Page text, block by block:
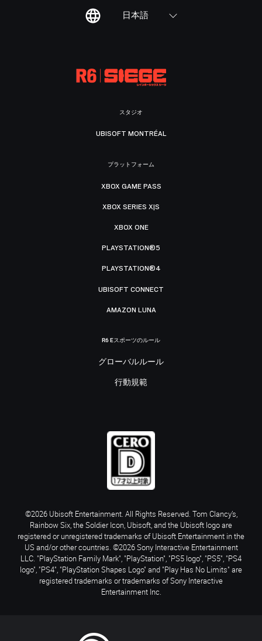
日本語
スタジオ
UBISOFT MONTRÉAL
プラットフォーム
XBOX GAME PASS
XBOX SERIES X|S
XBOX ONE
PLAYSTATION®5
PLAYSTATION®4
UBISOFT CONNECT
AMAZON LUNA
R6 Eスポーツのルール
グローバルルール
行動規範
©2026 Ubisoft Entertainment. All Rights Reserved. Tom Clancy’s,
Rainbow Six, the Soldier Icon, Ubisoft, and the Ubisoft logo are
registered or unregistered trademarks of Ubisoft Entertainment in the
US and/or other countries. ©2026 Sony Interactive Entertainment
LLC. "PlayStation Family Mark", "PlayStation", "PS5 logo", "PS5", "PS4
logo", "PS4", "PlayStation Shapes Logo" and "Play Has No Limits" are
registered trademarks or trademarks of Sony Interactive
Entertainment Inc.